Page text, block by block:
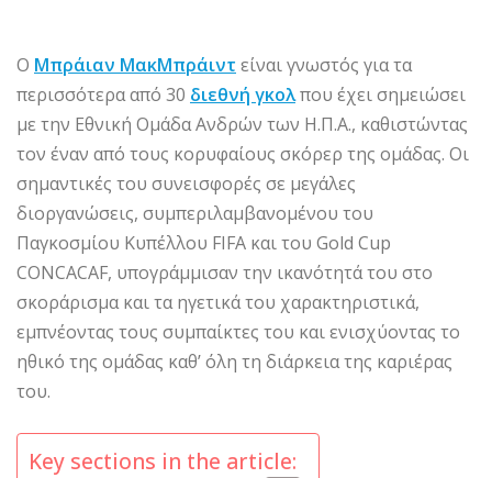
Ο Μπράιαν ΜακΜπράιντ είναι γνωστός για τα
περισσότερα από 30 διεθνή γκολπου έχει σημειώσει
με την Εθνική Ομάδα Ανδρών των Η.Π.Α., καθιστώντας
τον έναν από τους κορυφαίους σκόρερ της ομάδας. Οι
σημαντικές του συνεισφορές σε μεγάλες
διοργανώσεις, συμπεριλαμβανομένου του
Παγκοσμίου Κυπέλλου FIFA και του Gold Cup
CONCACAF, υπογράμμισαν την ικανότητά του στο
σκοράρισμα και τα ηγετικά του χαρακτηριστικά,
εμπνέοντας τους συμπαίκτες του και ενισχύοντας το
ηθικό της ομάδας καθ’ όλη τη διάρκεια της καριέρας
του.
Key sections in the article: